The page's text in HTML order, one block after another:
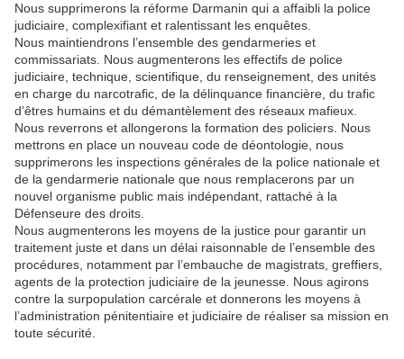
Nous supprimerons la réforme Darmanin qui a affaibli la police
judiciaire, complexifiant et ralentissant les enquêtes.
Nous maintiendrons l’ensemble des gendarmeries et
commissariats. Nous augmenterons les effectifs de police
judiciaire, technique, scientifique, du renseignement, des unités
en charge du narcotrafic, de la délinquance financière, du trafic
d’êtres humains et du démantèlement des réseaux mafieux.
Nous reverrons et allongerons la formation des policiers. Nous
mettrons en place un nouveau code de déontologie, nous
supprimerons les inspections générales de la police nationale et
de la gendarmerie nationale que nous remplacerons par un
nouvel organisme public mais indépendant, rattaché à la
Défenseure des droits.
Nous augmenterons les moyens de la justice pour garantir un
traitement juste et dans un délai raisonnable de l’ensemble des
procédures, notamment par l’embauche de magistrats, greffiers,
agents de la protection judiciaire de la jeunesse. Nous agirons
contre la surpopulation carcérale et donnerons les moyens à
l’administration pénitentiaire et judiciaire de réaliser sa mission en
toute sécurité.